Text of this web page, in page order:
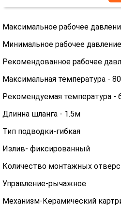
Максимальное рабочее
Минимальное рабочее
Рекомендованное рабочее
Максимальная температура - 80
Рекомендуемая температура -
Длинна шланга - 1.5м
Тип подводки-гибкая
Излив- фиксированный
Количество монтажных
Управление-рычажное
Механизм-Керамический